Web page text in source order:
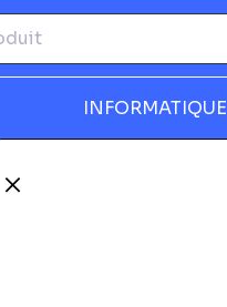
INFORMATIQUE
Fermer